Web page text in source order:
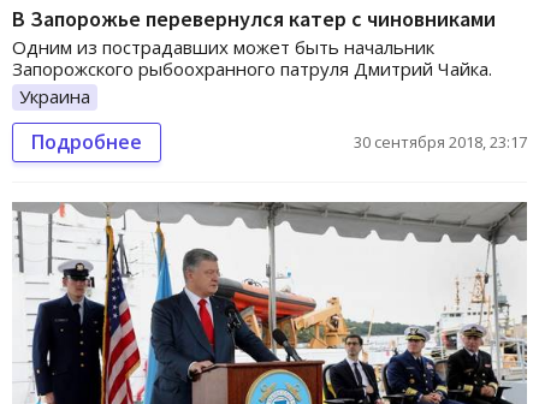
В Запорожье перевернулся катер с чиновниками
Одним из пострадавших может быть начальник
Запорожского рыбоохранного патруля Дмитрий Чайка.
Украина
Подробнее 30 сентября 2018, 23:17